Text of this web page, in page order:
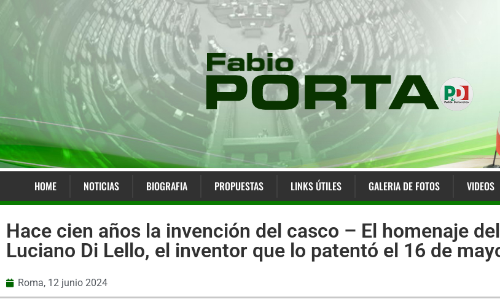
HOME NOTICIAS BIOGRAFIA PROPUESTAS LINKS ÚTILES GALERIA DE FOTOS VIDEOS
Hace cien años la invención del casco – El homenaje
Luciano Di Lello, el inventor que lo patentó el 16 de
Roma, 12 junio 2024